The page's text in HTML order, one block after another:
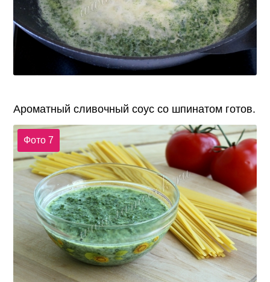
Ароматный сливочный соус со шпинатом готов.
Фото 7